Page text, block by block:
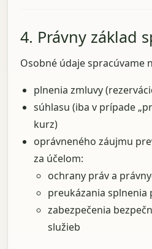
4. Právny základ
Osobné údaje spracúvame
plnenia zmluvy
súhlasu (iba v prípade
kurz)
oprávneného záujmu
za účelom:
ochrany práv a
preukázania splnenia
zabezpečenia
služieb